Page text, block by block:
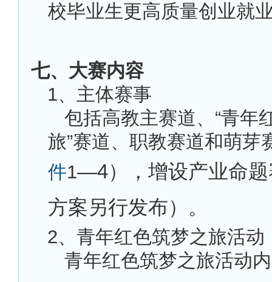
校毕业生更高质量创业就
七、大赛内容
1、主体赛事
包括高教主赛道、“青年
旅”赛道、职教赛道和萌芽
件1—4），增设产业命题
方案另行发布）。
2、青年红色筑梦之旅活动
青年红色筑梦之旅活动